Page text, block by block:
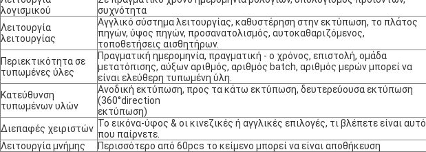
λογισμικού
συχνότητα
Λειτουργία
λειτουργίας
Αγγλικό σύστημα λειτουργίας, καθυστέρηση στην εκτύπωση, το πλάτος
πηγών, ύψος πηγών, προσανατολισμός, αυτοκαθαριζόμενος,
τοποθετήσεις αισθητήρων.
Περιεκτικότητα σε
τυπωμένες ύλες
Πραγματική ημερομηνία, πραγματική - ο χρόνος, επιστολή, ομάδα
μετατόπισης, αύξων αριθμός, αριθμός batch, αριθμός μερών μπορεί να
είναι ελεύθερη τυπωμένη ύλη.
Κατεύθυνση
τυπωμένων υλών
Ανοδική εκτύπωση, προς τα κάτω εκτύπωση, δευτερεύουσα εκτύπωση
(360°direction
εκτύπωση)
Διεπαφές χειριστών Το εικόνα-ύφος & οι κινεζικές ή αγγλικές επιλογές, τι βλέπετε είναι αυτό
που παίρνετε.
Λειτουργία μνήμης
Περισσότερο από 60pcs το κείμενο μπορεί να είναι αποθήκευση